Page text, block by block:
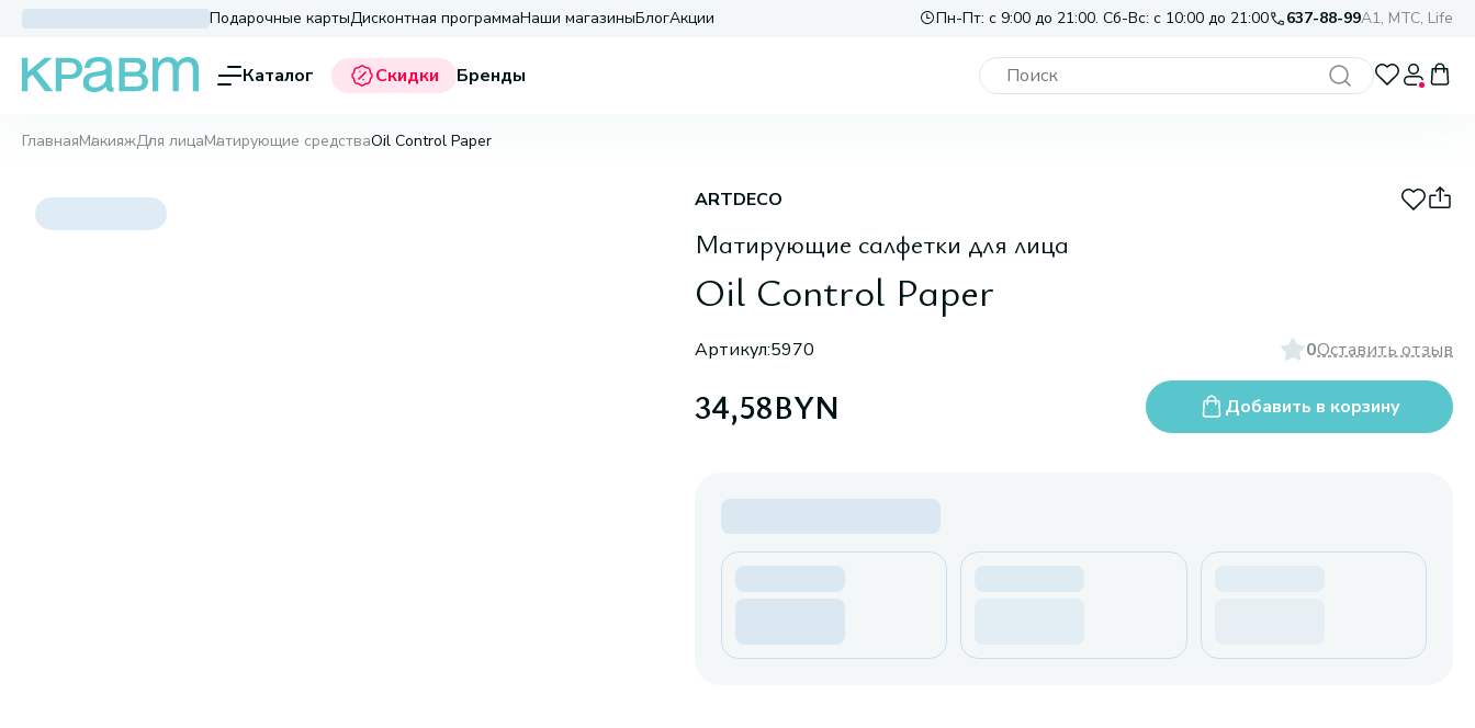
Подарочные картыДисконтная программаНаши магазиныБлогАкции Пн-Пт: с 9:00 до 21:00. Сб-Вс: с 10:00 до 21:00 637-88-99A1, МТС, Life
Каталог Скидки Бренды
ГлавнаяМакияжДля лицаМатирующие средстваOil Control Paper
ARTDECO
Матирующие салфетки для лица
Oil Control Paper
Артикул:5970 0Оставить отзыв
34,58BYN Добавить в корзину